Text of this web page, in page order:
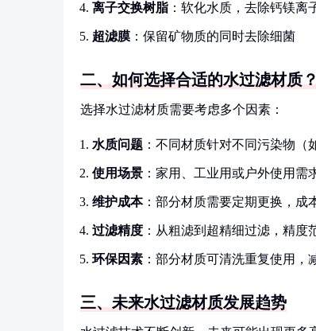
离子交换树脂 ：软化水质，去除钙镁离
超滤膜 ：保留矿物质的同时去除细菌
二、如何选择合适的水过滤材质？
选择水过滤材质需要考虑多个因素：
水质问题 ：不同材质针对不同污染物（
使用场景 ：家用、工业用或户外使用需
维护成本：部分材质需要定期更换，成
过滤精度 ：从粗滤到超精细过滤，精度
环保因素 ：部分材质可清洗重复使用，
三、未来水过滤材质发展趋势